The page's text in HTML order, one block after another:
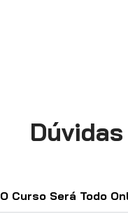
O Curso Será Todo